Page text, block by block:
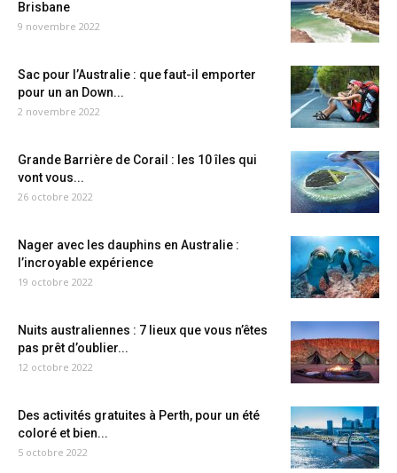
Brisbane
9 novembre 2022
Sac pour l’Australie : que faut-il emporter
pour un an Down...
2 novembre 2022
Grande Barrière de Corail : les 10 îles qui
vont vous...
26 octobre 2022
Nager avec les dauphins en Australie :
l’incroyable expérience
19 octobre 2022
Nuits australiennes : 7 lieux que vous n’êtes
pas prêt d’oublier...
12 octobre 2022
Des activités gratuites à Perth, pour un été
coloré et bien...
5 octobre 2022